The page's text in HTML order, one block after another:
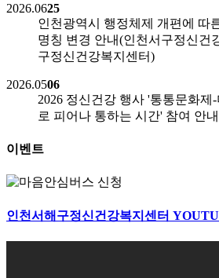
2026.0625
인천광역시 행정체제 개편에 따
명칭 변경 안내(인천서구정신건
구정신건강복지센터)
2026.0506
2026 정신건강 행사 '통통문화제
로 피어나 통하는 시간' 참여 안내
이벤트
인천서해구정신건강복지센터